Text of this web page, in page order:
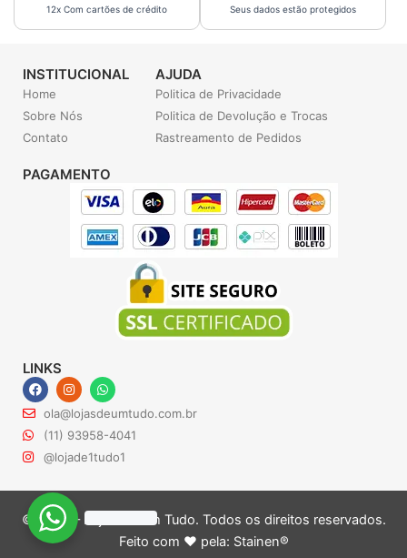
12x Com cartões de crédito Seus dados estão protegidos
INSTITUCIONAL
Home
Sobre Nós
Contato
AJUDA
Politica de Privacidade
Politica de Devolução e Trocas
Rastreamento de Pedidos
PAGAMENTO
LINKS
F
a
c
e
o
I
n
s
t
a
r
W
h
a
t
s
p
ola@lojasdeumtudo.com.br
(11) 93958-4041
@lojade1tudo1
© 2024 – Lojas de Um Tudo. Todos os direitos reservados.
Feito com ♥ pela: Stainen®